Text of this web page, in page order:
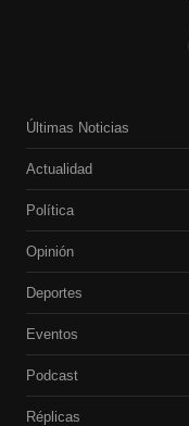
Últimas Noticias
Actualidad
Política
Opinión
Deportes
Eventos
Podcast
Réplicas